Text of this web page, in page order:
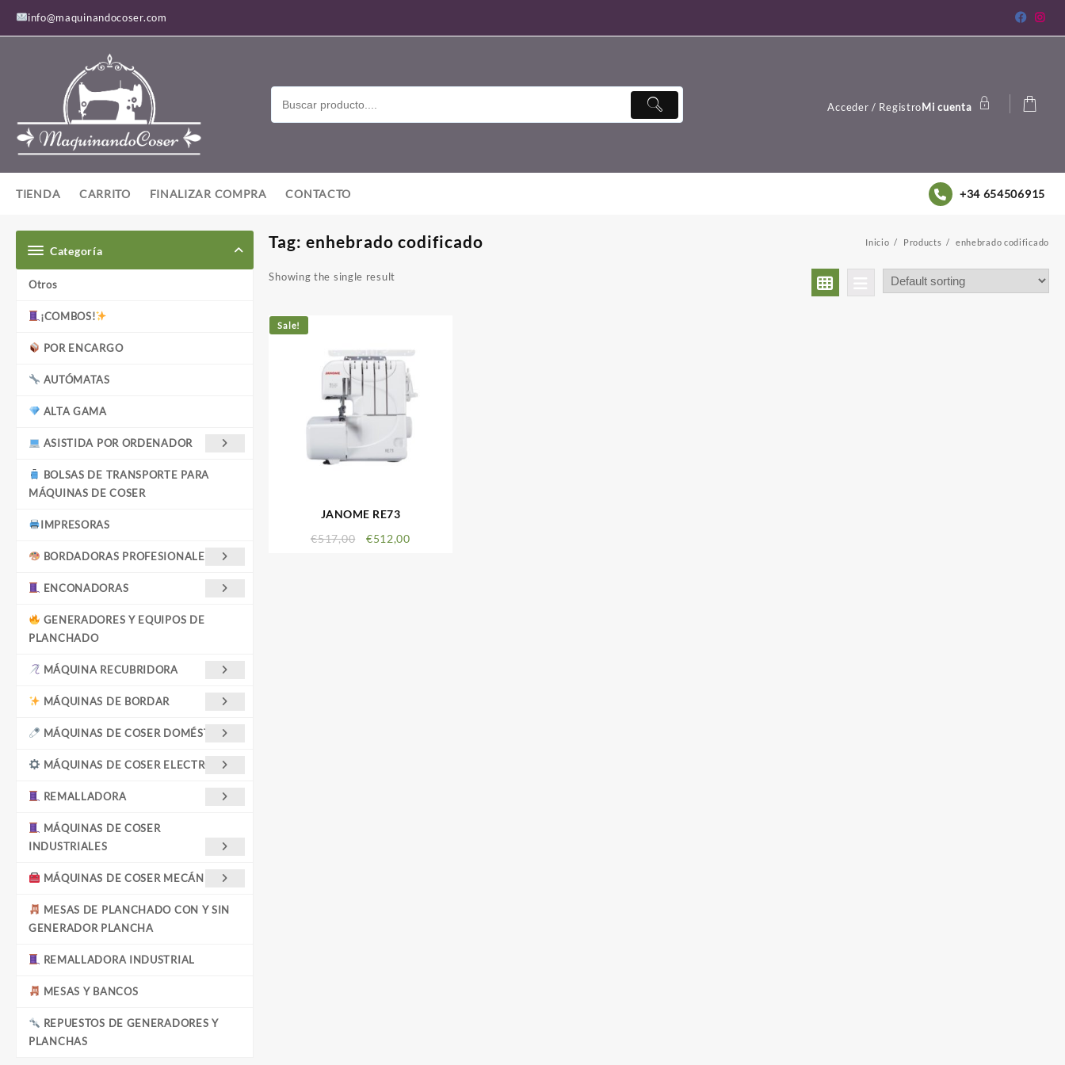
contenido
info@maquinandocoser.com
Acceder / RegistroMi cuenta
TIENDA CARRITO FINALIZAR COMPRA CONTACTO +34 654506915
Categoría
Otros
¡COMBOS!
POR ENCARGO
AUTÓMATAS
ALTA GAMA
ASISTIDA POR ORDENADOR
BOLSAS DE TRANSPORTE PARA
MÁQUINAS DE COSER
IMPRESORAS
BORDADORAS PROFESIONALES
ENCONADORAS
GENERADORES Y EQUIPOS DE
PLANCHADO
MÁQUINA RECUBRIDORA
MÁQUINAS DE BORDAR
MÁQUINAS DE COSER DOMÉSTICAS
MÁQUINAS DE COSER ELECTRÓNICA
REMALLADORA
MÁQUINAS DE COSER
INDUSTRIALES
MÁQUINAS DE COSER MECÁNICAS
MESAS DE PLANCHADO CON Y SIN
GENERADOR PLANCHA
REMALLADORA INDUSTRIAL
MESAS Y BANCOS
REPUESTOS DE GENERADORES Y
PLANCHAS
Tag:enhebrado codificado Inicio Products enhebrado codificado
Showing the single result
Sale!
JANOME RE73
€517,00 €512,00